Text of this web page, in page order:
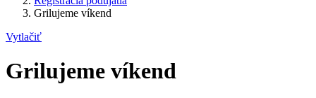
Grilujeme víkend
Vytlačiť
Grilujeme víkend